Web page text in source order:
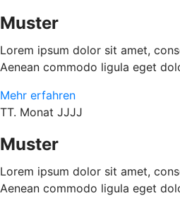
Muster
Lorem ipsum dolor sit amet,
Aenean commodo ligula eget
Mehr erfahren
TT. Monat JJJJ
Muster
Lorem ipsum dolor sit amet,
Aenean commodo ligula eget